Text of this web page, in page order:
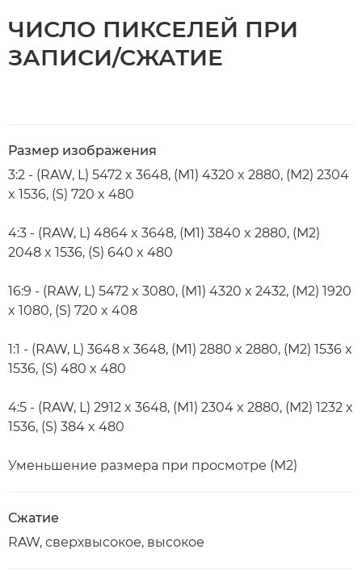
ЧИСЛО ПИКСЕЛЕЙ ПРИ
ЗАПИСИ/СЖАТИЕ
Размер изображения
3:2 - (RAW, L) 5472 x 3648, (M1) 4320 x 2880, (M2) 2304
x 1536, (S) 720 x 480
4:3 - (RAW, L) 4864 x 3648, (M1) 3840 x 2880, (M2)
2048 x 1536, (S) 640 x 480
16:9 - (RAW, L) 5472 x 3080, (M1) 4320 x 2432, (M2) 1920
x 1080, (S) 720 x 408
1:1 - (RAW, L) 3648 x 3648, (M1) 2880 x 2880, (M2) 1536 x
1536, (S) 480 x 480
4:5 - (RAW, L) 2912 x 3648, (M1) 2304 x 2880, (M2) 1232 x
1536, (S) 384 x 480
Уменьшение размера при просмотре (M2)
Сжатие
RAW, сверхвысокое, высокое